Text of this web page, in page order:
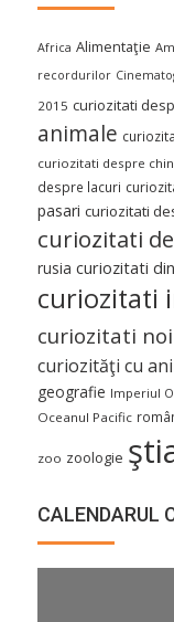
Africa Alimentaţie
recordurilor
2015 curiozitati
animale
curiozitati despre
despre lacuri
pasari curiozitati
curiozitati
rusia curiozitati
curiozitati
curiozitati noi
curiozităţi cu
geografie Imperiul
Oceanul Pacific
zoo zoologie
CALENDARUL